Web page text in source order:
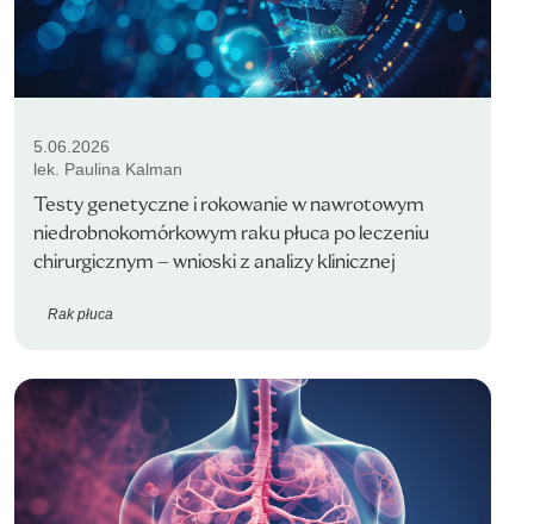
5.06.2026
lek. Paulina Kalman
Testy genetyczne i rokowanie w nawrotowym
niedrobnokomórkowym raku płuca po leczeniu
chirurgicznym – wnioski z analizy klinicznej
Rak płuca